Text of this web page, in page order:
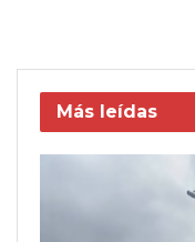
Más leídas